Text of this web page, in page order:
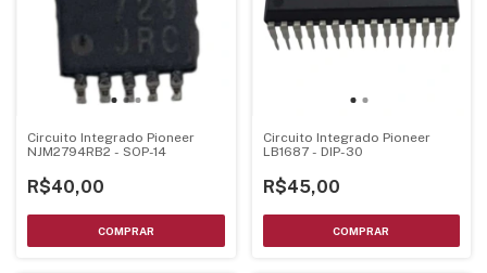
Circuito Integrado Pioneer
NJM2794RB2 - SOP-14
R$40,00
Circuito Integrado Pioneer
LB1687 - DIP-30
R$45,00